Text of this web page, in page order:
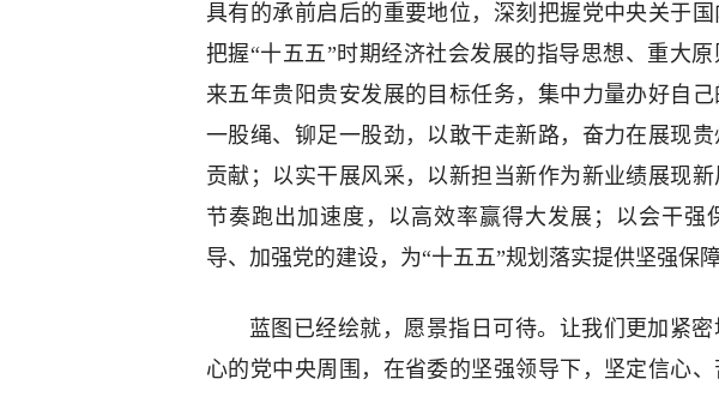
具有的承前启后的重要地位，深刻把握党中央关于
把握“十五五”时期经济社会发展的指导思想、重大
来五年贵阳贵安发展的目标任务，集中力量办好自
一股绳、铆足一股劲，以敢干走新路，奋力在展现
贡献；以实干展风采，以新担当新作为新业绩展现
节奏跑出加速度，以高效率赢得大发展；以会干强
导、加强党的建设，为“十五五”规划落实提供坚强保障
蓝图已经绘就，愿景指日可待。让我们更加紧
心的党中央周围，在省委的坚强领导下，坚定信心